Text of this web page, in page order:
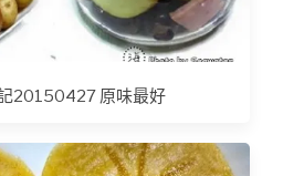
20150427 原味最好